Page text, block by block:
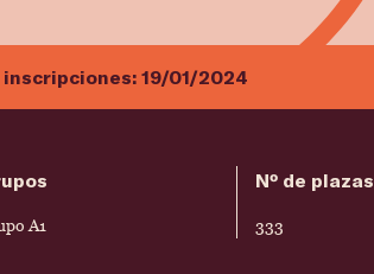
19/01/2024
A1
Nº de plazas
333